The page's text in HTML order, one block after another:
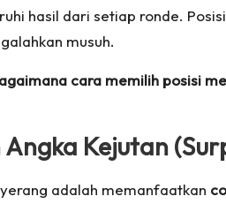
hasil dari setiap ronde.
musuh.
cara memilih posisi
Kejutan
adalah memanfaatkan